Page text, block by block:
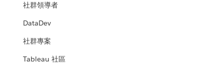
社群領導者
DataDev
社群專案
Tableau 社區